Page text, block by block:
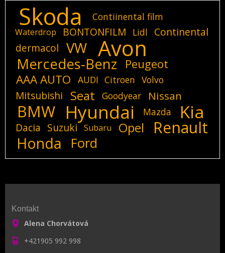
Skoda Contiinental film
Waterdrop BONTONFILM Lidl
Continental
dermacol
VW Avon
Mercedes-Benz
Peugeot
AAA AUTO
AUDI Citroen Volvo
Mitsubishi Seat Goodyear Nissan
BMW Hyundai Mazda Kia
Dacia Suzuki Subaru Opel Renault
Honda Ford
Kontakt
Alena Chorvátová
+421905 992 998